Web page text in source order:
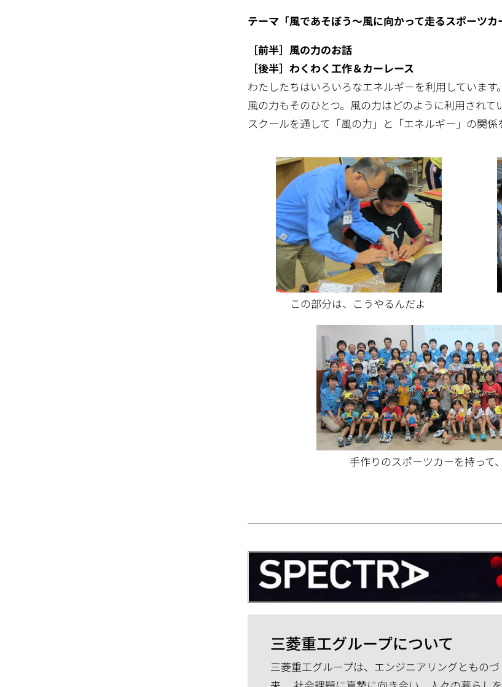
テーマ「風であそぼう～風に向かって走るスポーツカ
［前半］風の力のお話
［後半］わくわく工作＆カーレース
わたしたちはいろいろなエネルギーを利用しています。
風の力もそのひとつ。風の力はどのように利用されて
スクールを通して「風の力」と「エネルギー」の関係
この部分は、こうやるんだよ
手作りのスポーツカーを持って
三菱重工グループについて
三菱重工グループは、エンジニアリングともの